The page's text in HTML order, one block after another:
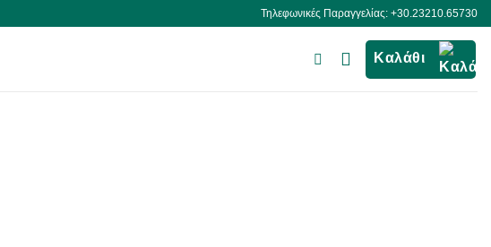
Τηλεφωνικές Παραγγελίας: +30.23210.65730
Καλάθι